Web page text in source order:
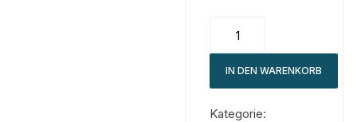
IN DEN WARENKORB
Kategorie: